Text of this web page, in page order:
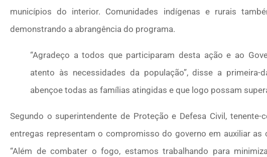
municípios do interior. Comunidades indígenas e rurais
demonstrando a abrangência do programa.
“Agradeço a todos que participaram desta ação e ao
atento às necessidades da população”, disse a primeira-
abençoe todas as famílias atingidas e que logo possam
Segundo o superintendente de Proteção e Defesa Civil, tenente-
entregas representam o compromisso do governo em auxiliar as
“Além de combater o fogo, estamos trabalhando para